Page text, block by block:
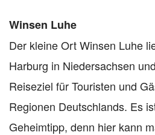
Winsen Luhe
Der kleine Ort Winsen Luhe
Harburg in Niedersachsen
Reiseziel für Touristen und
Regionen Deutschlands. Es
Geheimtipp, denn hier kann